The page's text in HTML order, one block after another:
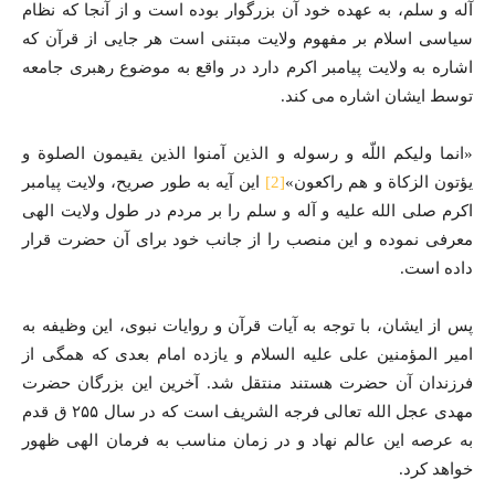
آله و سلم، به عهده خود آن بزرگوار بوده است و از آنجا که نظام
سیاسی اسلام بر مفهوم ولایت مبتنی است هر جایی از قرآن که
اشاره به ولایت پیامبر اکرم دارد در واقع به موضوع رهبری جامعه
توسط ایشان اشاره می کند.
«انما ولیکم اللّه و رسوله و الذین آمنوا الذین یقیمون الصلوة و
یؤتون الزکاة و هم راکعون»[2]
این آیه به طور صریح، ولایت پیامبر
اکرم صلی الله علیه و آله و سلم را بر مردم در طول ولایت الهی
معرفی نموده و این منصب را از جانب خود برای آن حضرت قرار
داده است.
پس از ایشان، با توجه به آیات قرآن و روایات نبوی، این وظیفه به
امیر المؤمنین علی علیه السلام و یازده امام بعدی که همگی از
فرزندان آن حضرت هستند منتقل شد. آخرین این بزرگان حضرت
مهدی عجل الله تعالی فرجه الشریف است که در سال ۲۵۵ ق قدم
به عرصه این عالم نهاد و در زمان مناسب به فرمان الهی ظهور
خواهد کرد.